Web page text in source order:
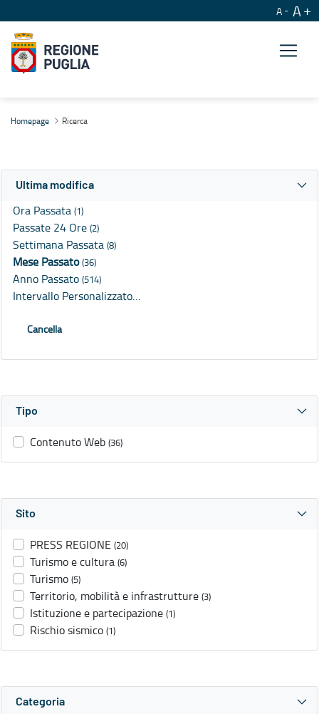
A A
Homepage Ricerca
Ultima modifica
Ora Passata (1)
Passate 24 Ore (2)
Settimana Passata (8)
Mese Passato(36)
Anno Passato (514)
Intervallo Personalizzato…
Cancella
Tipo
Contenuto Web (36)
Sito
PRESS REGIONE (20)
Turismo e cultura (6)
Turismo (5)
Territorio, mobilità e infrastrutture (3)
Istituzione e partecipazione (1)
Rischio sismico (1)
Categoria